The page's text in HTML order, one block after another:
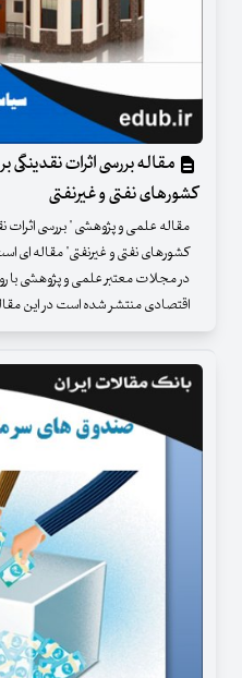
مقاله بررسی اثرات
کشورهای نفتی و غیرنفتی
مقاله علمی و پژوهشی " بررسی
در مجلات معتبر علمی و پژوهشی با
اقتصادی منتشر شده است در این